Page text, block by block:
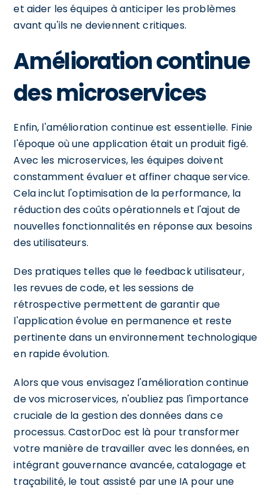
et aider les équipes à anticiper les problèmes
avant qu'ils ne deviennent critiques.
Amélioration continue
des microservices
Enfin, l'amélioration continue est essentielle. Finie
l'époque où une application était un produit figé.
Avec les microservices, les équipes doivent
constamment évaluer et affiner chaque service.
Cela inclut l'optimisation de la performance, la
réduction des coûts opérationnels et l'ajout de
nouvelles fonctionnalités en réponse aux besoins
des utilisateurs.
Des pratiques telles que le feedback utilisateur,
les revues de code, et les sessions de
rétrospective permettent de garantir que
l'application évolue en permanence et reste
pertinente dans un environnement technologique
en rapide évolution.
Alors que vous envisagez l'amélioration continue
de vos microservices, n'oubliez pas l'importance
cruciale de la gestion des données dans ce
processus. CastorDoc est là pour transformer
votre manière de travailler avec les données, en
intégrant gouvernance avancée, catalogage et
traçabilité, le tout assisté par une IA pour une